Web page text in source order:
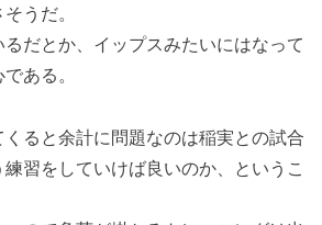
うだ。
だとか、イップスみたいにはなって
ある。
ると余計に問題なのは稲実との試合
習をしていけば良いのか、というこ